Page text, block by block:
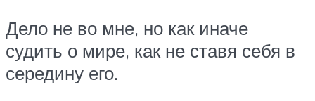
Дело не во мне, но как иначе
судить о мире, как не ставя себя в
середину его.